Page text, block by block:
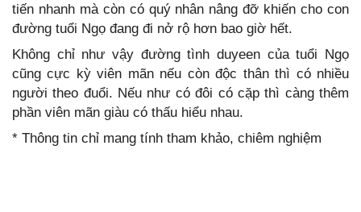
tiến nhanh mà còn có quý nhân nâng đỡ khiến cho con
đường tuổi Ngọ đang đi nở rộ hơn bao giờ hết.
Không chỉ như vậy đường tình duyeen của tuổi Ngọ
cũng cực kỳ viên mãn nếu còn độc thân thì có nhiều
người theo đuổi. Nếu như có đôi có cặp thì càng thêm
phần viên mãn giàu có thấu hiểu nhau.
* Thông tin chỉ mang tính tham khảo, chiêm nghiệm